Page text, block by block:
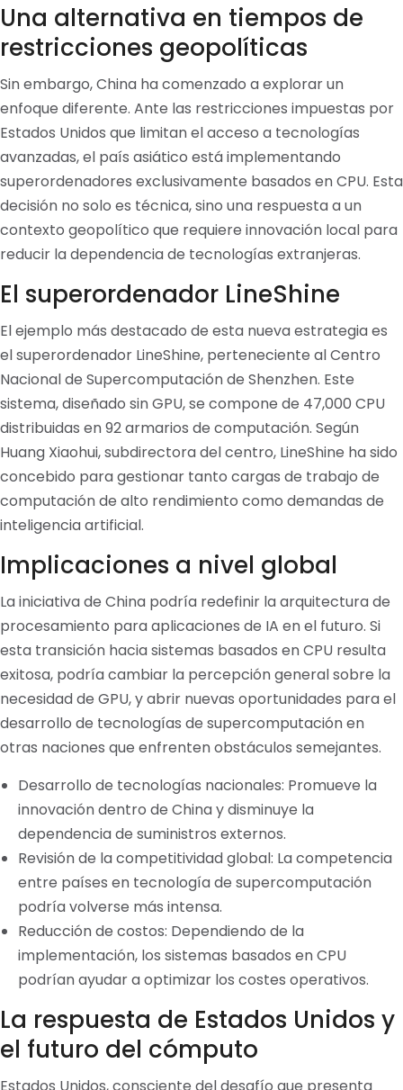
Una alternativa en tiempos de
restricciones geopolíticas
Sin embargo, China ha comenzado a explorar un
enfoque diferente. Ante las restricciones impuestas por
Estados Unidos que limitan el acceso a tecnologías
avanzadas, el país asiático está implementando
superordenadores exclusivamente basados en CPU. Esta
decisión no solo es técnica, sino una respuesta a un
contexto geopolítico que requiere innovación local para
reducir la dependencia de tecnologías extranjeras.
El superordenador LineShine
El ejemplo más destacado de esta nueva estrategia es
el superordenador LineShine, perteneciente al Centro
Nacional de Supercomputación de Shenzhen. Este
sistema, diseñado sin GPU, se compone de 47,000 CPU
distribuidas en 92 armarios de computación. Según
Huang Xiaohui, subdirectora del centro, LineShine ha sido
concebido para gestionar tanto cargas de trabajo de
computación de alto rendimiento como demandas de
inteligencia artificial.
Implicaciones a nivel global
La iniciativa de China podría redefinir la arquitectura de
procesamiento para aplicaciones de IA en el futuro. Si
esta transición hacia sistemas basados en CPU resulta
exitosa, podría cambiar la percepción general sobre la
necesidad de GPU, y abrir nuevas oportunidades para el
desarrollo de tecnologías de supercomputación en
otras naciones que enfrenten obstáculos semejantes.
Desarrollo de tecnologías nacionales: Promueve la
innovación dentro de China y disminuye la
dependencia de suministros externos.
Revisión de la competitividad global: La competencia
entre países en tecnología de supercomputación
podría volverse más intensa.
Reducción de costos: Dependiendo de la
implementación, los sistemas basados en CPU
podrían ayudar a optimizar los costes operativos.
La respuesta de Estados Unidos y
el futuro del cómputo
Estados Unidos, consciente del desafío que presenta